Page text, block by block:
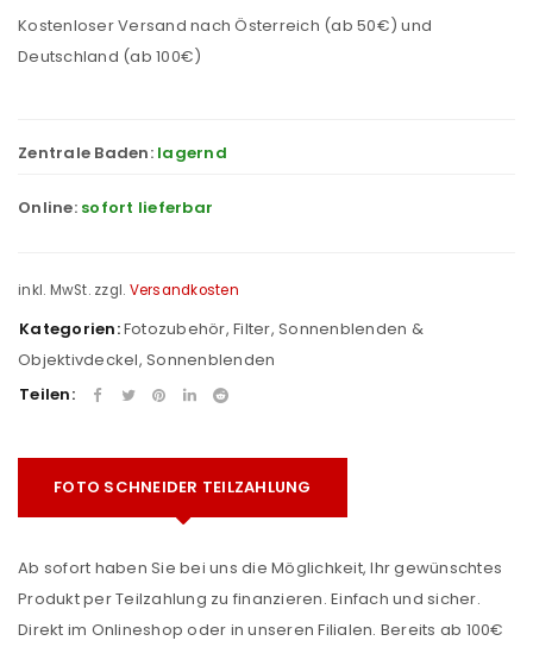
Kostenloser Versand nach Österreich (ab 50€) und
Deutschland (ab 100€)
Zentrale Baden: lagernd
Online: sofort lieferbar
inkl. MwSt. zzgl. Versandkosten
Kategorien:Fotozubehör, Filter, Sonnenblenden &
Objektivdeckel, Sonnenblenden
Teilen:
FOTO SCHNEIDER TEILZAHLUNG
Ab sofort haben Sie bei uns die Möglichkeit, Ihr gewünschtes
Produkt per Teilzahlung zu finanzieren. Einfach und sicher.
Direkt im Onlineshop oder in unseren Filialen. Bereits ab 100€